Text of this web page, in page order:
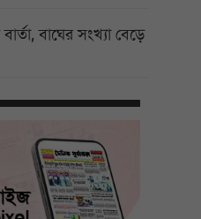
বাঘের সংখ্যা বেড়ে